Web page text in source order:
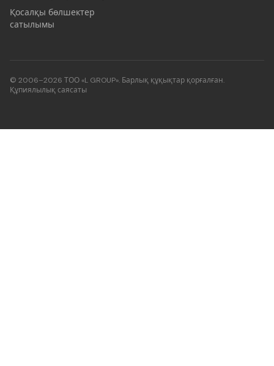
Қосалқы бөлшектер
сатылымы
© 2006–2026 ТОО «L GROUP». Барлық құқықтар қорғалған.
Құпиялылық саясаты